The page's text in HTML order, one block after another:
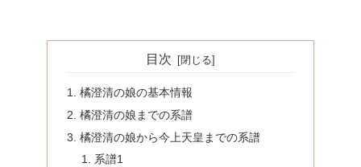
目次
橘澄清の娘の基本情報
橘澄清の娘までの系譜
橘澄清の娘から今上天皇までの系譜
系譜1